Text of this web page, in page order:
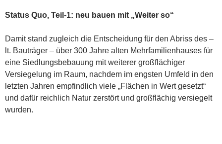
Status Quo, Teil-1: neu bauen mit „Weiter so“
Damit stand zugleich die Entscheidung für den Abriss des –
lt. Bauträger – über 300 Jahre alten Mehrfamilienhauses für
eine Siedlungsbebauung mit weiterer großflächiger
Versiegelung im Raum, nachdem im engsten Umfeld in den
letzten Jahren empfindlich viele „Flächen in Wert gesetzt“
und dafür reichlich Natur zerstört und großflächig versiegelt
wurden.